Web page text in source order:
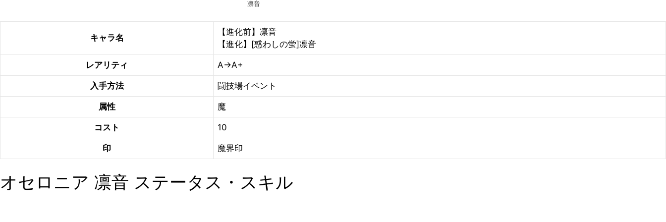
凛音
キャラ名
【進化前】凛音
【進化】[惑わしの蛍]凛音
レアリティ A→A+
入手方法 闘技場イベント
属性 魔
コスト 10
印 魔界印
オセロニア 凛音 ステータス・スキル